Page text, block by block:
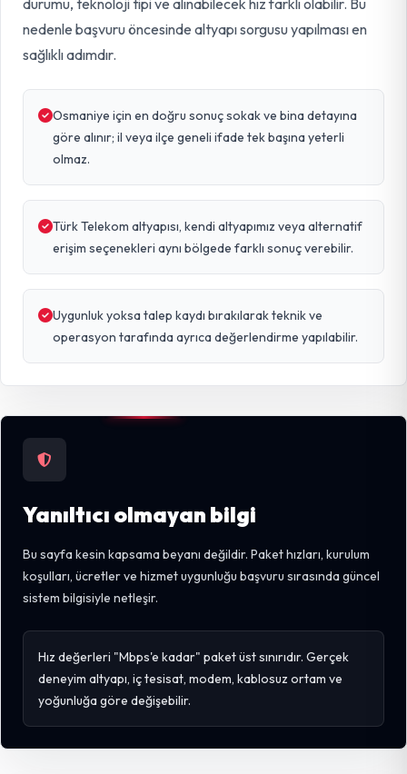
nedenle başvuru öncesinde altyapı sorgusu yapılması en
sağlıklı adımdır.
Osmaniye için en doğru sonuç sokak ve bina detayına
göre alınır; il veya ilçe geneli ifade tek başına yeterli
olmaz.
Türk Telekom altyapısı, kendi altyapımız veya alternatif
erişim seçenekleri aynı bölgede farklı sonuç verebilir.
Uygunluk yoksa talep kaydı bırakılarak teknik ve
operasyon tarafında ayrıca değerlendirme yapılabilir.
Yanıltıcı olmayan bilgi
Bu sayfa kesin kapsama beyanı değildir. Paket hızları, kurulum
koşulları, ücretler ve hizmet uygunluğu başvuru sırasında güncel
sistem bilgisiyle netleşir.
Hız değerleri "Mbps'e kadar" paket üst sınırıdır. Gerçek
deneyim altyapı, iç tesisat, modem, kablosuz ortam ve
yoğunluğa göre değişebilir.